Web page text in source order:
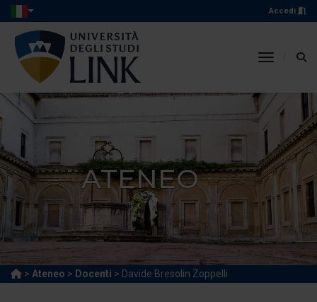
Accedi
toggle
ATENEO
> Ateneo > Docenti > Davide Bresolin Zoppelli